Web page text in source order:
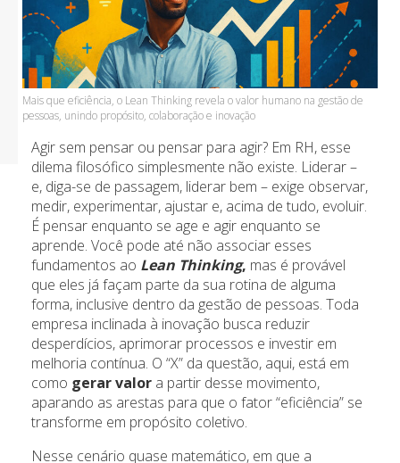
Mais que eficiência, o Lean Thinking revela o valor humano na gestão de
pessoas, unindo propósito, colaboração e inovação
Agir sem pensar ou pensar para agir? Em RH, esse
dilema filosófico simplesmente não existe. Liderar –
e, diga-se de passagem, liderar bem – exige observar,
medir, experimentar, ajustar e, acima de tudo, evoluir.
É pensar enquanto se age e agir enquanto se
aprende. Você pode até não associar esses
fundamentos ao Lean Thinking, mas é provável
que eles já façam parte da sua rotina de alguma
forma, inclusive dentro da gestão de pessoas. Toda
empresa inclinada à inovação busca reduzir
desperdícios, aprimorar processos e investir em
melhoria contínua. O “X” da questão, aqui, está em
como gerar valor a partir desse movimento,
aparando as arestas para que o fator “eficiência” se
transforme em propósito coletivo.
Nesse cenário quase matemático, em que a